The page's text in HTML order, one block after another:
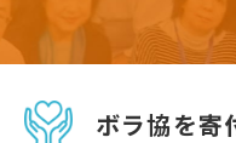
ボラ協を寄